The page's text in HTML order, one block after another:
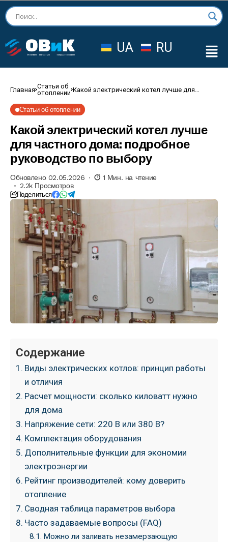
UA RU
Главная Статьи об
отоплении Какой электрический котел лучше для
выбору
Статьи об отоплении
Какой электрический котел лучше
для частного дома: подробное
руководство по выбору
Обновлено 02.05.2026
1 Мин. на чтение
2.2k Просмотров
Поделиться
Содержание
Виды электрических котлов: принцип работы
и отличия
Расчет мощности: сколько киловатт нужно
для дома
Напряжение сети: 220 В или 380 В?
Комплектация оборудования
Дополнительные функции для экономии
электроэнергии
Рейтинг производителей: кому доверить
отопление
Сводная таблица параметров выбора
Часто задаваемые вопросы (FAQ)
Можно ли заливать незамерзающую